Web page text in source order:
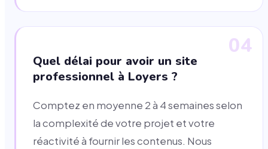
04
Quel délai pour avoir un site
professionnel à Loyers ?
Comptez en moyenne 2 à 4 semaines selon
la complexité de votre projet et votre
réactivité à fournir les contenus. Nous